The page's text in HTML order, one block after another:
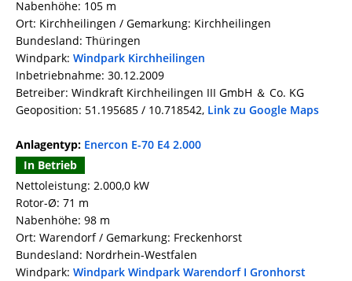
Nabenhöhe: 105 m
Ort: Kirchheilingen / Gemarkung: Kirchheilingen
Bundesland: Thüringen
Windpark: Windpark Kirchheilingen
Inbetriebnahme: 30.12.2009
Betreiber: Windkraft Kirchheilingen III GmbH ＆ Co. KG
Geoposition: 51.195685 / 10.718542, Link zu Google Maps
Anlagentyp: Enercon E-70 E4 2.000
In Betrieb
Nettoleistung: 2.000,0 kW
Rotor-Ø: 71 m
Nabenhöhe: 98 m
Ort: Warendorf / Gemarkung: Freckenhorst
Bundesland: Nordrhein-Westfalen
Windpark: Windpark Windpark Warendorf I Gronhorst